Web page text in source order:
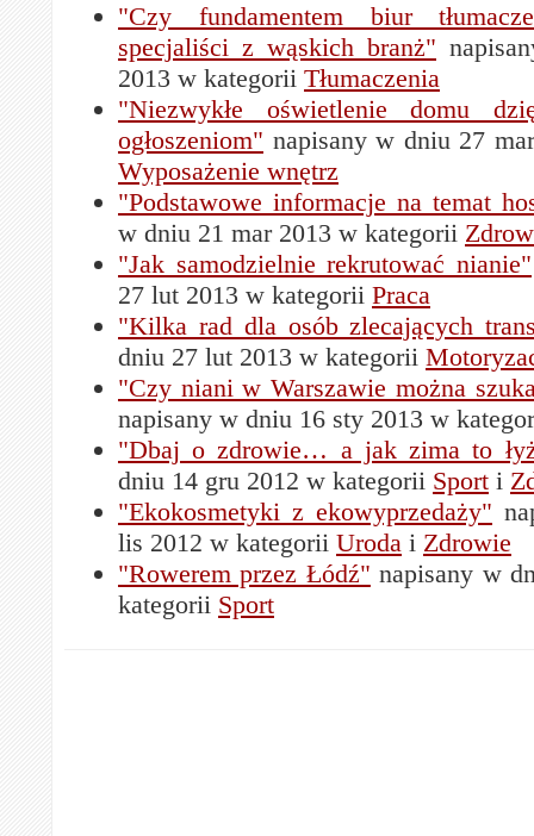
"Czy fundamentem biur
specjaliści z wąskich branż"
2013 w kategorii Tłumaczenia
"Niezwykłe oświetlenie domu
ogłoszeniom" napisany w dniu 27
Wyposażenie wnętrz
"Podstawowe informacje na temat
w dniu 21 mar 2013 w kategorii
"Jak samodzielnie rekrutować nianie"
27 lut 2013 w kategorii Praca
"Kilka rad dla osób zlecających
dniu 27 lut 2013 w kategorii
"Czy niani w Warszawie można
napisany w dniu 16 sty 2013 w
"Dbaj o zdrowie… a jak zima to
dniu 14 gru 2012 w kategorii Sport i
"Ekokosmetyki z ekowyprzedaży"
lis 2012 w kategorii Uroda i Zdrowie
"Rowerem przez Łódź" napisany w
kategorii Sport